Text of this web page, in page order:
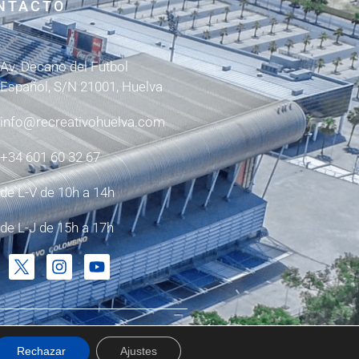
Av. Decano del Fútbol
Español, S/N 21001, Huelva
info@recreativohuelva.com
+34 601 60 32 67
de L-V de 10h a 14h
de L-J de 15h a 17h
Rechazar Ajustes